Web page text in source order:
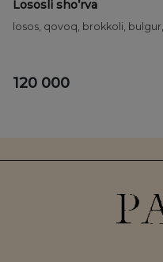
Lososli sho’rva
losos, qovoq, brokkoli,
120 000